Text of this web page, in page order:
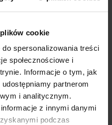
cookie
spersonalizowania treści
społecznościowe i
Informacje o tym, jak
partnerom
i analitycznym.
z innymi danymi
podczas
42,00